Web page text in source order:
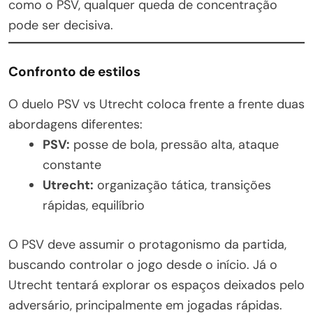
como o PSV, qualquer queda de concentração
pode ser decisiva.
Confronto de estilos
O duelo PSV vs Utrecht coloca frente a frente duas
abordagens diferentes:
PSV: posse de bola, pressão alta, ataque
constante
Utrecht: organização tática, transições
rápidas, equilíbrio
O PSV deve assumir o protagonismo da partida,
buscando controlar o jogo desde o início. Já o
Utrecht tentará explorar os espaços deixados pelo
adversário, principalmente em jogadas rápidas.